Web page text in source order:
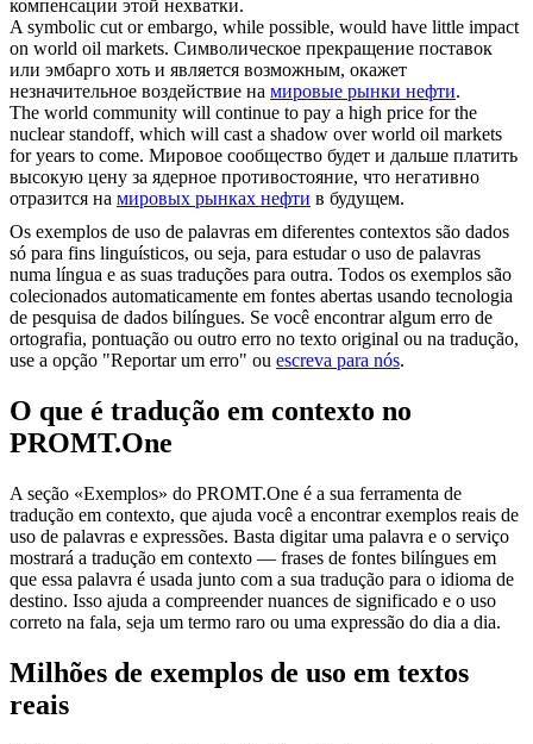
компенсации этой нехватки.
A symbolic cut or embargo, while possible, would have little impact
on world oil markets. Символическое прекращение поставок
или эмбарго хоть и является возможным, окажет
незначительное воздействие на мировые рынки нефти.
The world community will continue to pay a high price for the
nuclear standoff, which will cast a shadow overworld oil markets
for years to come. Мировое сообщество будет и дальше платить
высокую цену за ядерное противостояние, что негативно
отразится на мировых рынках нефти в будущем.
Os exemplos de uso de palavras em diferentes contextos são dados
só para fins linguísticos, ou seja, para estudar o uso de palavras
numa língua e as suas traduções para outra. Todos os exemplos são
colecionados automaticamente em fontes abertas usando tecnologia
de pesquisa de dados bilíngues. Se você encontrar algum erro de
ortografia, pontuação ou outro erro no texto original ou na tradução,
use a opção "Reportar um erro" ou escreva para nós.
O que é tradução em contexto no
PROMT.One
A seção «Exemplos» do PROMT.One é a sua ferramenta de
tradução em contexto, que ajuda você a encontrar exemplos reais de
uso de palavras e expressões. Basta digitar uma palavra e o serviço
mostrará a tradução em contexto — frases de fontes bilíngues em
que essa palavra é usada junto com a sua tradução para o idioma de
destino. Isso ajuda a compreender nuances de significado e o uso
correto na fala, seja um termo raro ou uma expressão do dia a dia.
Milhões de exemplos de uso em textos
reais